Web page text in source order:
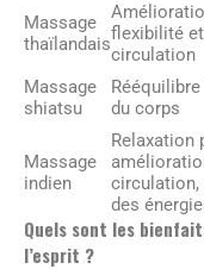
Massage
thaïlandaisflexibilité
circulation
Massage
shiatsu
du corps
Massage
indien
Relaxation
circulation,
des
Quels sont les
l’esprit ?